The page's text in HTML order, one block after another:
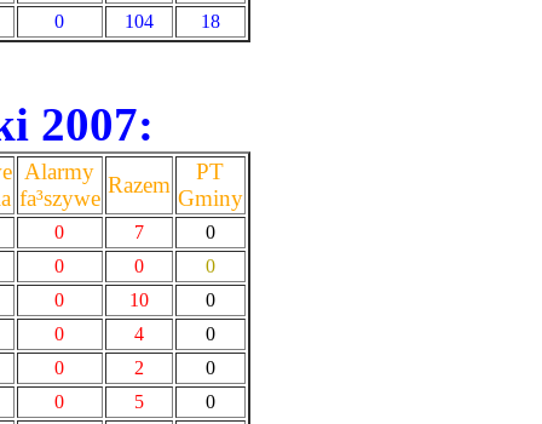
0
104 18
2007:
Alarmy
fa³szywe
Razem
PT
Gminy
0 7
0
0
0
0
0
10
0
0
4
0
0
2
0
0
5
0